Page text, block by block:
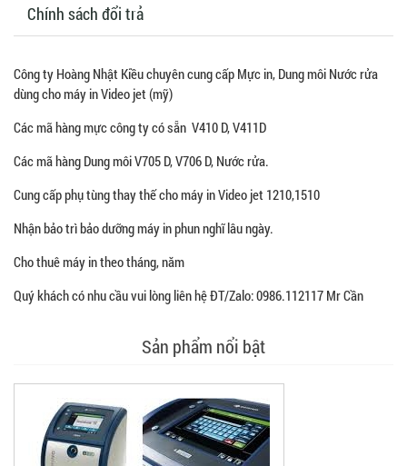
Chính sách đổi trả
Công ty Hoàng Nhật Kiều chuyên cung cấp Mực in, Dung môi Nước rửa
dùng cho máy in Video jet (mỹ)
Các mã hàng mực công ty có sẵn V410 D, V411D
Các mã hàng Dung môi V705 D, V706 D, Nước rửa.
Cung cấp phụ tùng thay thế cho máy in Video jet 1210,1510
Nhận bảo trì bảo dưỡng máy in phun nghĩ lâu ngày.
Cho thuê máy in theo tháng, năm
Quý khách có nhu cầu vui lòng liên hệ ĐT/Zalo: 0986.112117 Mr Cần
Sản phẩm nổi bật